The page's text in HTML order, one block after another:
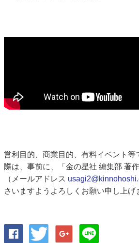
営利目的、商業目的、有料イベント等
際は、事前に、「金の星社 編集部 著作
（メールアドレス
さいますようよろしくお願い申し上げ